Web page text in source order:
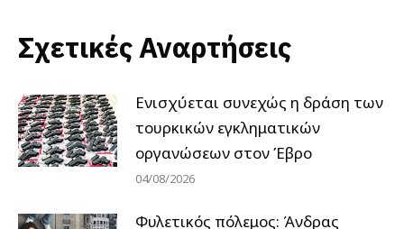
Σχετικές Αναρτήσεις
Ενισχύεται συνεχώς η δράση των
τουρκικών εγκληματικών
οργανώσεων στον Έβρο
04/08/2026
Φυλετικός πόλεμος: Άνδρας